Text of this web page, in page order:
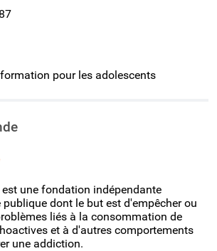
pour les adolescents
une fondation indépendante
dont le but est d'empêcher ou
liés à la consommation de
et à d'autres comportements
une addiction.